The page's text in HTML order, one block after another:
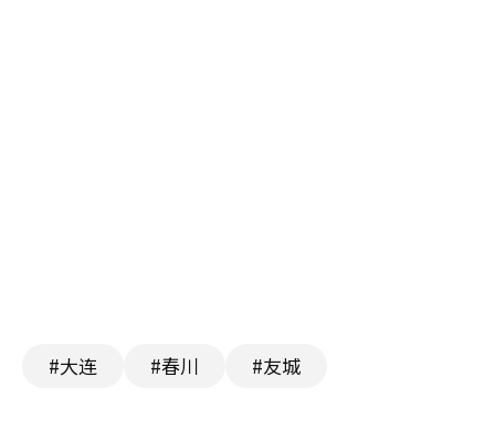
#大连 #春川 #友城